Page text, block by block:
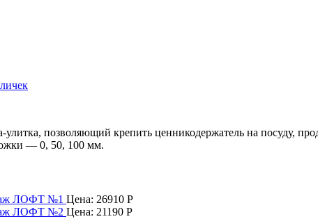
улитка, позволяющий крепить ценникодержатель на посуду,
— 0, 50, 100 мм.
ЛОФТ №1 Цена: 26910 Р
ЛОФТ №2 Цена: 21190 Р